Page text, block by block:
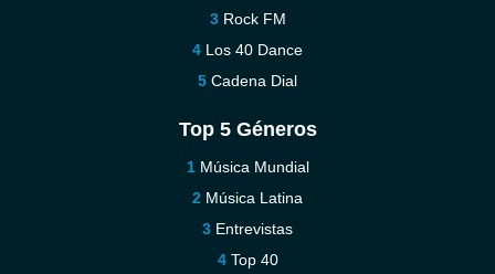
Rock FM
Los 40 Dance
Cadena Dial
Top 5 Géneros
Música Mundial
Música Latina
Entrevistas
Top 40